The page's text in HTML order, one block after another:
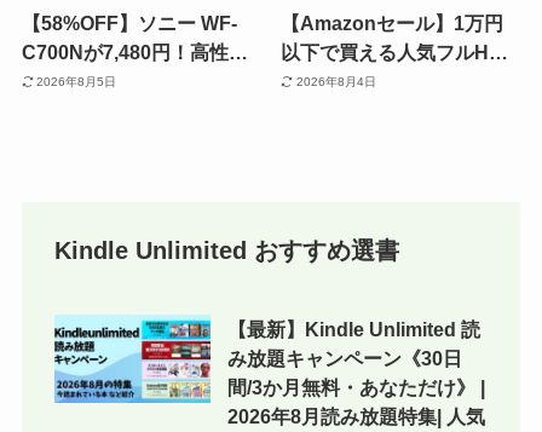
【58%OFF】ソニー WF-
C700Nが7,480円！高性能
ノイズキャンセリング搭載
2026年8月5日
【Amazonセール】1万円
以下で買える人気フルHD
モニター 4機種（21.5～24
2026年8月4日
Kindle Unlimited おすすめ選書
【最新】Kindle Unlimited 読
み放題キャンペーン《30日
間/3か月無料・あなただけ》 |
2026年8月読み放題特集| 人気